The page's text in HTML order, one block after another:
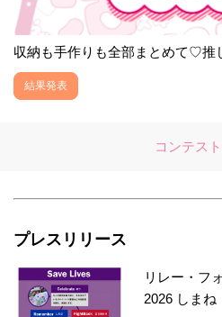
収納も手作りも全部まとめて♡推
結果発表
コンテス
プレスリリース
リレー・フ
2026 しまね